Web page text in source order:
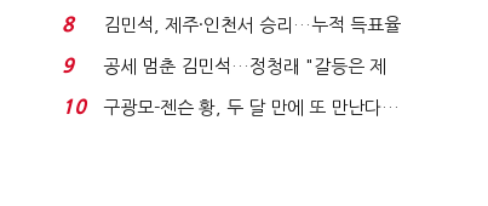
청래와 격차 0.86%p(...
8
김민석, 제주·인천서 승리…누적 득표율
'1위 탈환'(종합)...
9
공세 멈춘 김민석…정청래 "갈등은 제
가 수습"
10
구광모-젠슨 황, 두 달 만에 또 만난다…